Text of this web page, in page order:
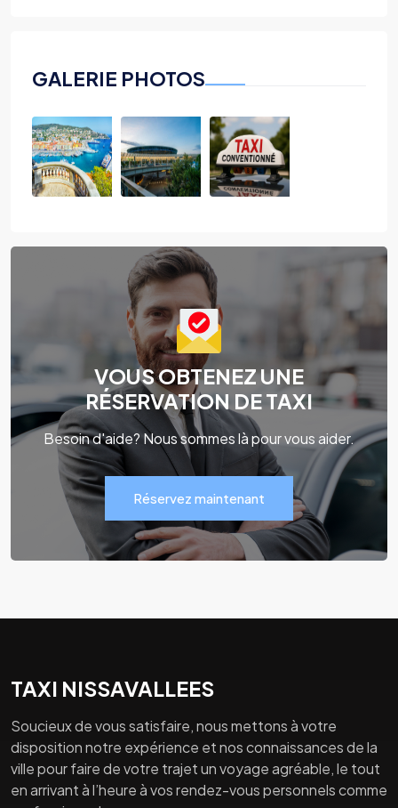
GALERIE PHOTOS
VOUS OBTENEZ UNE
RÉSERVATION DE TAXI
Besoin d'aide? Nous sommes là pour vous aider.
Réservez maintenant
TAXI NISSAVALLEES
Soucieux de vous satisfaire, nous mettons à votre
disposition notre expérience et nos connaissances de la
ville pour faire de votre trajet un voyage agréable, le tout
en arrivant à l’heure à vos rendez-vous personnels comme